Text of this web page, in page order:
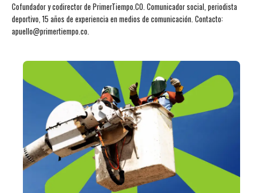
Cofundador y codirector de PrimerTiempo.CO. Comunicador social, periodista
deportivo, 15 años de experiencia en medios de comunicación. Contacto:
apuello@primertiempo.co.